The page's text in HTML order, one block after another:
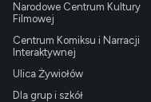
Narodowe Centrum Kultury
Filmowej
Centrum Komiksu i Narracji
Interaktywnej
Ulica Żywiołów
Dla grup i szkół